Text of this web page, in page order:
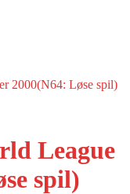
2000(N64: Løse spil)
League
spil)